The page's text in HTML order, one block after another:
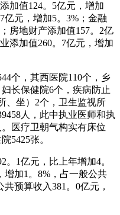
加值124。5亿元，增加
亿元，增加5。3%；金融
房地财产添加值157。2亿
添加值260。7亿元，增加
个，其西医院110个，乡
长保健院6个，疾病防止
、坐）2个，卫生监视所
人，此中执业医师和执
医疗卫朝气构实有床位
5425张。
1亿元，比上年增加4。
增加1。8%，占一般公共
预算收入381。0亿元，